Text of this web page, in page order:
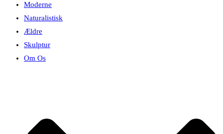
Moderne
Naturalistisk
Ældre
Skulptur
Om Os